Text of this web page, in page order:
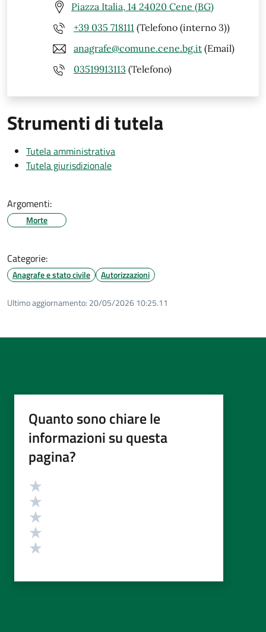
Piazza Italia, 14 24020 Cene (BG)
+39 035 718111 (Telefono (interno 3))
anagrafe@comune.cene.bg.it (Email)
03519913113 (Telefono)
Strumenti di tutela
Tutela amministrativa
Tutela giurisdizionale
Argomenti:
Morte
Categorie:
Anagrafe e stato civile Autorizzazioni
Ultimo aggiornamento: 20/05/2026 10:25.11
Quanto sono chiare le
informazioni su questa
pagina?
Valutazione